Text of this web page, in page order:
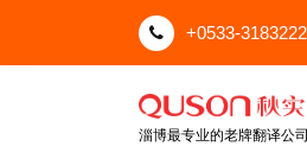
正
+0533-3183222
淄博最专业的老牌翻译公司